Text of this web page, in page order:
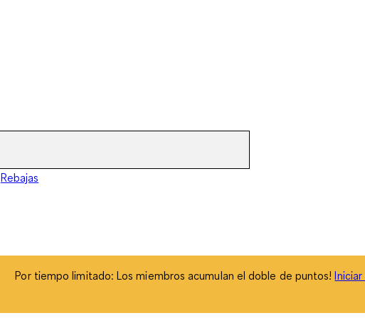
Rebajas
Por tiempo limitado: Los miembros acumulan el doble de puntos!